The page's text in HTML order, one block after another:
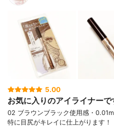
5.00
お気に入りのアイライナー
02 ブラウンブラック使用感・
特に目尻がキレイに仕上がります